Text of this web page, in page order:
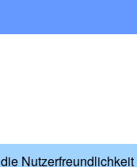
Nutzerfreundlichkeit